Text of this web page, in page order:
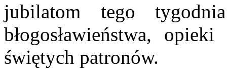
jubilatom tego
błogosławieństwa,
świętych patronów.